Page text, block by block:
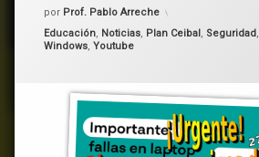
por Prof. Pablo Arreche
Categorías:
Educación, Noticias, Plan Ceibal, Seguridad,
Windows, Youtube